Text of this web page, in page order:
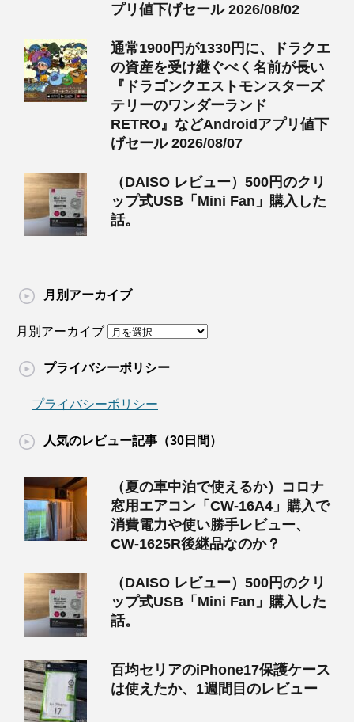
プリ値下げセール 2026/08/02
通常1900円が1330円に、ドラクエ
の資産を受け継ぐべく名前が長い
『ドラゴンクエストモンスターズ
テリーのワンダーランド
RETRO』などAndroidアプリ値下
げセール 2026/08/07
（DAISO レビュー）500円のクリ
ップ式USB「Mini Fan」購入した
話。
月別アーカイブ
月別アーカイブ
プライバシーポリシー
プライバシーポリシー
人気のレビュー記事（30日間）
（夏の車中泊で使えるか）コロナ
窓用エアコン「CW-16A4」購入で
消費電力や使い勝手レビュー、
CW-1625R後継品なのか？
（DAISO レビュー）500円のクリ
ップ式USB「Mini Fan」購入した
話。
百均セリアのiPhone17保護ケース
は使えたか、1週間目のレビュー